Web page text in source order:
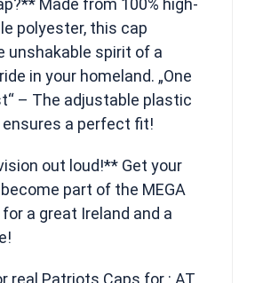
Made from 100% high-
polyester, this cap
unshakable spirit of a
in your homeland. „One
– The adjustable plastic
a perfect fit!
out loud!** Get your
part of the MEGA
a great Ireland and a
real Patriots Caps for : AT